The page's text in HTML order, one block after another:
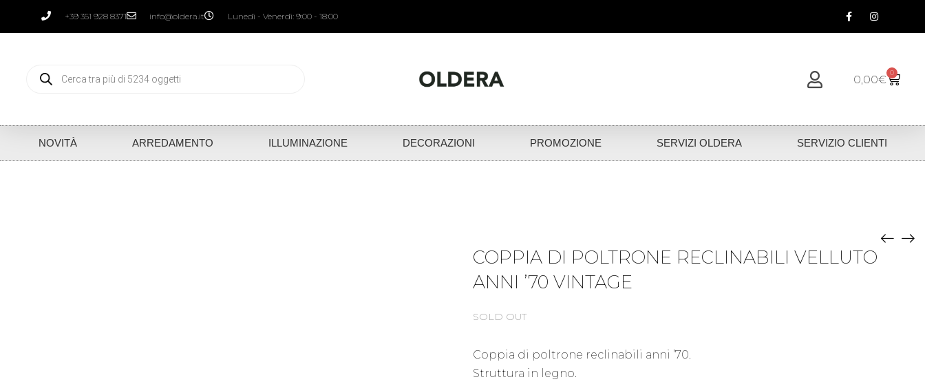
+39 351 928 8371 info@oldera.it Lunedì - Venerdì: 9:00 - 18:00
0,00€ 0
NOVITÀ ARREDAMENTO ILLUMINAZIONE DECORAZIONI PROMOZIONE SERVIZI OLDERA SERVIZIO CLIENTI
COPPIA DI POLTRONE RECLINABILI VELLUTO
ANNI ’70 VINTAGE
SOLD OUT
Coppia di poltrone reclinabili anni ’70.
Struttura in legno.